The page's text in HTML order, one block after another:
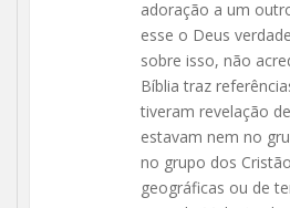
adoração a um
esse o Deus
sobre isso, não
Bíblia traz
tiveram revelação
estavam nem no
no grupo dos
geográficas ou de